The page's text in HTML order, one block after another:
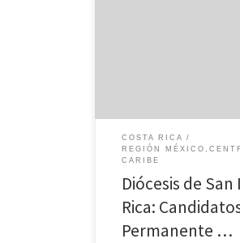
COSTA RICA
REGIÓN
CARIBE
Diócesis de
Rica:
Permanente …